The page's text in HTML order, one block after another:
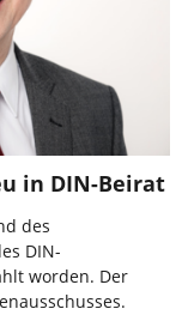
in DIN-Beirat
des
DIN-
worden. Der